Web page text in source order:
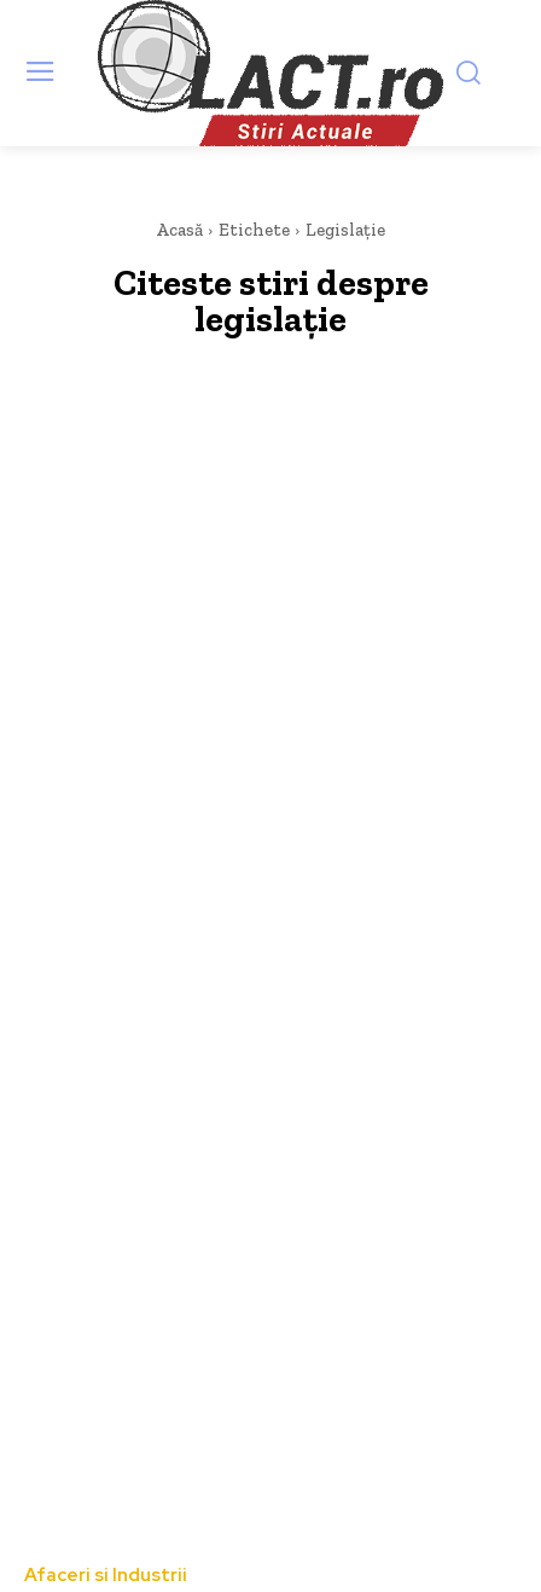
Acasă Etichete Legislație
Citeste stiri despre
legislație
Afaceri si Industrii